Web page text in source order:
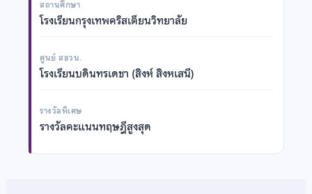
สถานศึกษา
โรงเรียนกรุงเทพคริสเตียนวิทยาลัย
ศูนย์ สอวน.
โรงเรียนบดินทรเดชา (สิงห์ สิงหเสนี)
รางวัลพิเศษ
รางวัลคะแนนทฤษฎีสูงสุด